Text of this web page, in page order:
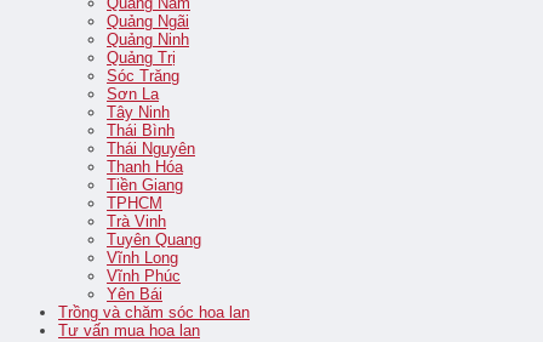
Quảng Ngãi
Quảng Ninh
Quảng Trị
Sóc Trăng
Sơn La
Tây Ninh
Thái Bình
Thái Nguyên
Thanh Hóa
Tiền Giang
TPHCM
Trà Vinh
Tuyên Quang
Vĩnh Long
Vĩnh Phúc
Yên Bái
Trồng và chăm sóc hoa lan
Tư vấn mua hoa lan